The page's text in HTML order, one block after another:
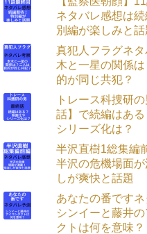
ネタバレ感想は
別編が楽しみと話
真犯人フラグネ
木と一星の関係は
的が同じ共犯？
トレース科捜研
話】で続編はあ
シリーズ化は？
半沢直樹1総集編
半沢の危機場面
しが爽快と話題
あなたの番ですネ
シンイーと藤井
クトは何を意味？